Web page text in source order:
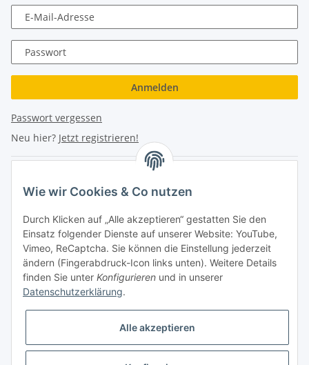
E-Mail-Adresse
Passwort
Anmelden
Passwort vergessen
Neu hier? Jetzt registrieren!
Hauptplatz 4
2870 Aspang
eMail: info@turboloch.at
Tel: +43 (0)660/1314150
Di - Fr 9-17 Uhr / Fr 9-12 Uhr
Achtung keine Abholung mehr möglich!!!
Wie wir Cookies & Co nutzen
Durch Klicken auf „Alle akzeptieren“ gestatten Sie den
Einsatz folgender Dienste auf unserer Website: YouTube,
Vimeo, ReCaptcha. Sie können die Einstellung jederzeit
ändern (Fingerabdruck-Icon links unten). Weitere Details
finden Sie unter Konfigurieren und in unserer
Datenschutzerklärung.
Alle akzeptieren